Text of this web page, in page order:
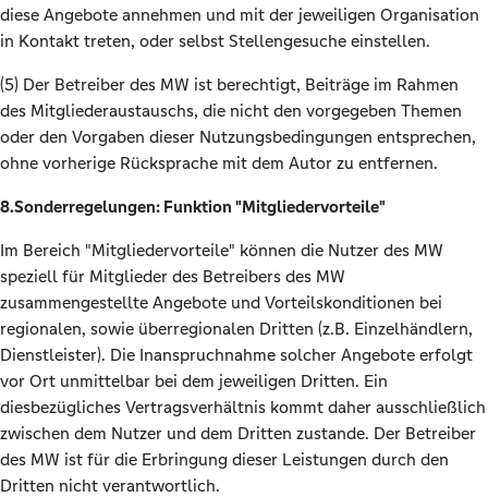
diese Angebote annehmen und mit der jeweiligen Organisation
in Kontakt treten, oder selbst Stellengesuche einstellen.
(5) Der Betreiber des MW ist berechtigt, Beiträge im Rahmen
des Mitgliederaustauschs, die nicht den vorgegeben Themen
oder den Vorgaben dieser Nutzungsbedingungen entsprechen,
ohne vorherige Rücksprache mit dem Autor zu entfernen.
8.Sonderregelungen: Funktion "Mitgliedervorteile"
Im Bereich "Mitgliedervorteile" können die Nutzer des MW
speziell für Mitglieder des Betreibers des MW
zusammengestellte Angebote und Vorteilskonditionen bei
regionalen, sowie überregionalen Dritten (z.B. Einzelhändlern,
Dienstleister). Die Inanspruchnahme solcher Angebote erfolgt
vor Ort unmittelbar bei dem jeweiligen Dritten. Ein
diesbezügliches Vertragsverhältnis kommt daher ausschließlich
zwischen dem Nutzer und dem Dritten zustande. Der Betreiber
des MW ist für die Erbringung dieser Leistungen durch den
Dritten nicht verantwortlich.